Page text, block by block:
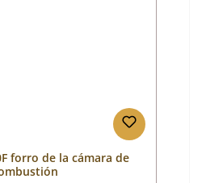
forro de la cámara de